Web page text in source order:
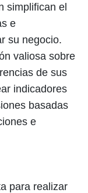
simplifican el
e
su negocio.
valiosa sobre
de sus
indicadores
basadas
e
para realizar